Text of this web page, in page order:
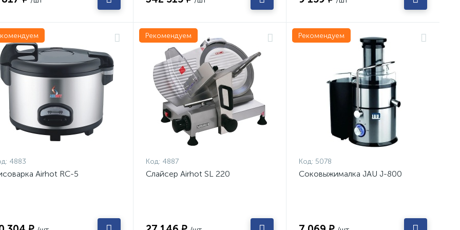
4883
Airhot RC-5
Рекомендуем
Код: 4887
Слайсер Airhot SL 220
Рекомендуем
Код: 5078
Соковыжималка JAU J-800